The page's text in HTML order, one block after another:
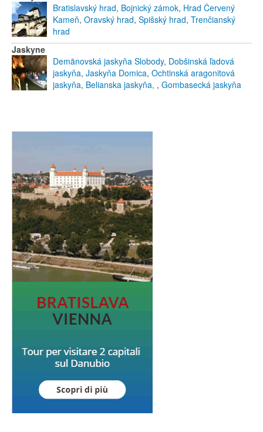
Bratislavský hrad, Bojnický zámok, Hrad Červený
Kameň, Oravský hrad, Spišský hrad, Trenčianský
hrad
Jaskyne
Demänovská jaskyňa Slobody, Dobšinská ľadová
jaskyňa, Jaskyňa Domica, Ochtinská aragonitová
jaskyňa, Belianska jaskyňa, , Gombasecká jaskyňa